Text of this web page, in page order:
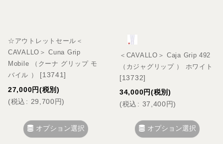
☆アウトレットセール＜
CAVALLO＞ Cuna Grip
Mobile （クーナ グリップ モ
バイル ） [13741]
27,000円(税別)
(税込 : 29,700円)
オプション選択
＜CAVALLO＞ Caja Grip 492
（カジャグリップ ） ホワイト
[13732]
34,000円(税別)
(税込 : 37,400円)
オプション選択